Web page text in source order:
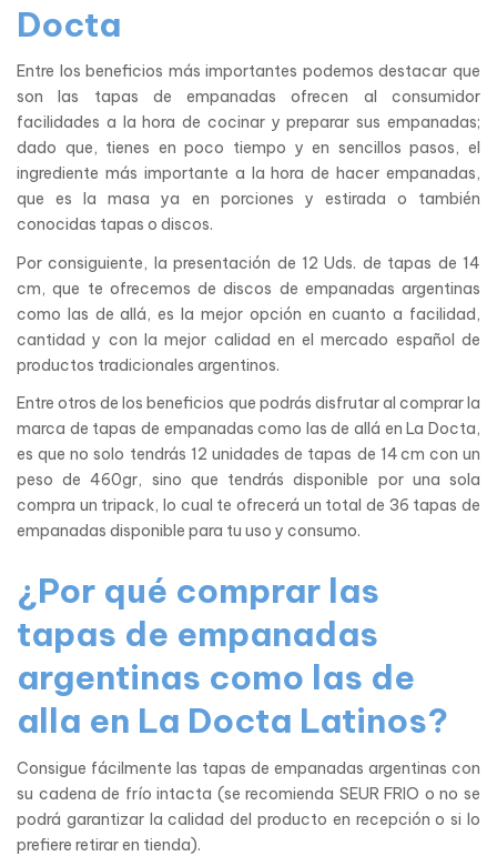
Docta
Entre los beneficios más importantes podemos destacar que
son las tapas de empanadas ofrecen al consumidor
facilidades a la hora de cocinar y preparar sus empanadas;
dado que, tienes en poco tiempo y en sencillos pasos, el
ingrediente más importante a la hora de hacer empanadas,
que es la masa ya en porciones y estirada o también
conocidas tapas o discos.
Por consiguiente, la presentación de 12 Uds. de tapas de 14
cm, que te ofrecemos de discos de empanadas argentinas
como las de allá, es la mejor opción en cuanto a facilidad,
cantidad y con la mejor calidad en el mercado español de
productos tradicionales argentinos.
Entre otros de los beneficios que podrás disfrutar al comprar la
marca de tapas de empanadas como las de allá en La Docta,
es que no solo tendrás 12 unidades de tapas de 14 cm con un
peso de 460gr, sino que tendrás disponible por una sola
compra un tripack, lo cual te ofrecerá un total de 36 tapas de
empanadas disponible para tu uso y consumo.
¿Por qué comprar las
tapas de empanadas
argentinas como las de
alla en La Docta Latinos?
Consigue fácilmente las tapas de empanadas argentinas con
su cadena de frío intacta (se recomienda SEUR FRIO o no se
podrá garantizar la calidad del producto en recepción o si lo
prefiere retirar en tienda).